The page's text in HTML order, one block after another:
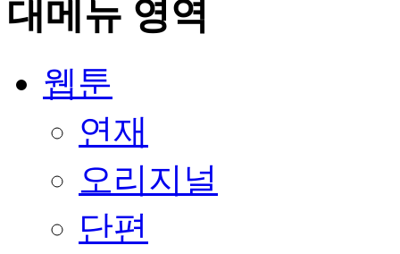
대메뉴 영역
웹툰
연재
오리지널
단편